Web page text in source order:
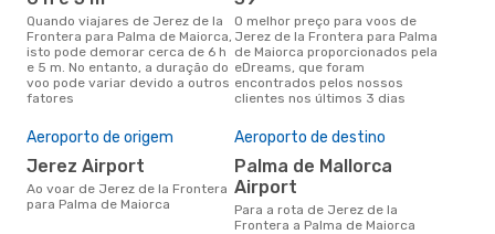
Quando viajares de Jerez de la
Frontera para Palma de Maiorca,
isto pode demorar cerca de 6 h
e 5 m. No entanto, a duração do
voo pode variar devido a outros
fatores
O melhor preço para voos de
Jerez de la Frontera para Palma
de Maiorca proporcionados pela
eDreams, que foram
encontrados pelos nossos
clientes nos últimos 3 dias
Aeroporto de origem
Jerez Airport
Ao voar de Jerez de la Frontera
para Palma de Maiorca
Aeroporto de destino
Palma de Mallorca
Airport
Para a rota de Jerez de la
Frontera a Palma de Maiorca